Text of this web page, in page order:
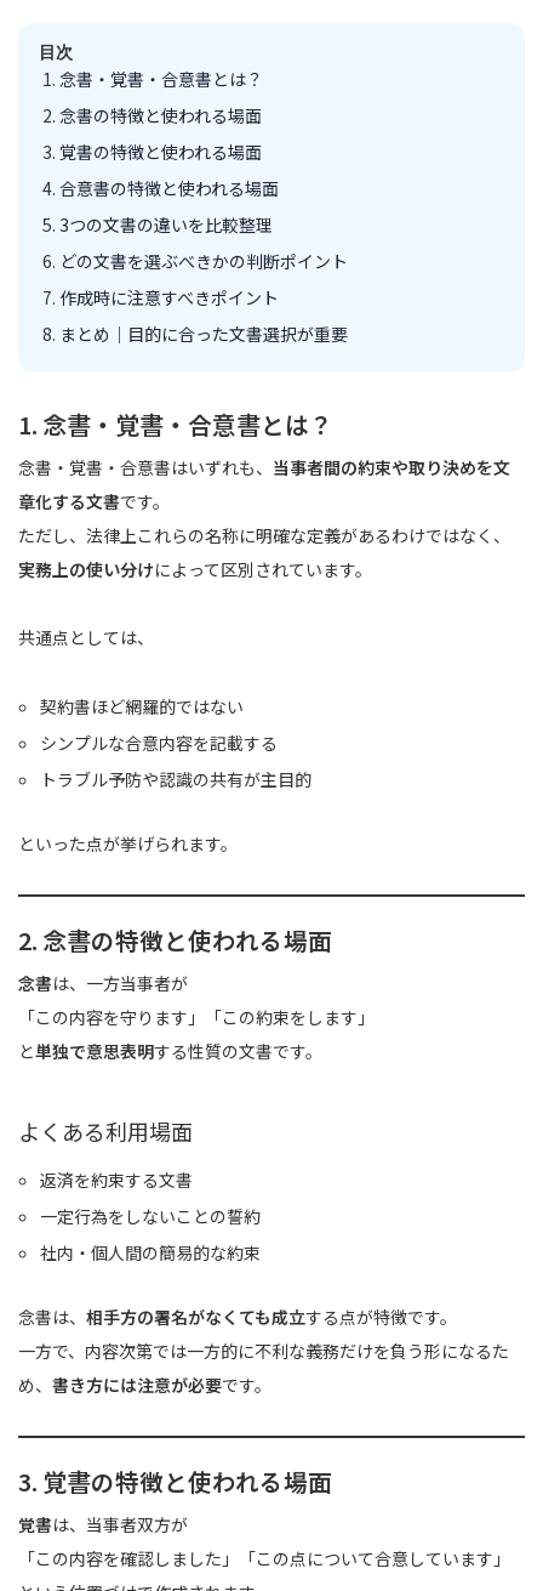
目次
念書・覚書・合意書とは？
念書の特徴と使われる場面
覚書の特徴と使われる場面
合意書の特徴と使われる場面
3つの文書の違いを比較整理
どの文書を選ぶべきかの判断ポイント
作成時に注意すべきポイント
まとめ｜目的に合った文書選択が重要
1. 念書・覚書・合意書とは？
念書・覚書・合意書はいずれも、 当事者間の約束や取り決めを文
章化する文書です。
ただし、法律上これらの名称に明確な定義があるわけではなく、
実務上の使い分けによって区別されています。
共通点としては、
契約書ほど網羅的ではない
シンプルな合意内容を記載する
トラブル予防や認識の共有が主目的
といった点が挙げられます。
2. 念書の特徴と使われる場面
念書は、一方当事者が
「この内容を守ります」「この約束をします」
と単独で意思表明する性質の文書です。
よくある利用場面
返済を約束する文書
一定行為をしないことの誓約
社内・個人間の簡易的な約束
念書は、 相手方の署名がなくても成立する点が特徴です。
一方で、内容次第では一方的に不利な義務だけを負う形になるた
め、 書き方には注意が必要です。
3. 覚書の特徴と使われる場面
覚書は、当事者双方が
「この内容を確認しました」「この点について合意しています」